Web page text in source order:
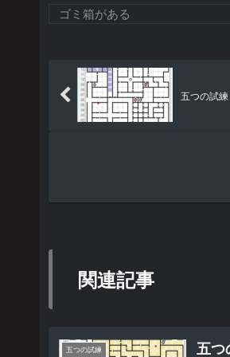
ゴミ箱がある
五つの試
関連記事
五つの試練 五つ